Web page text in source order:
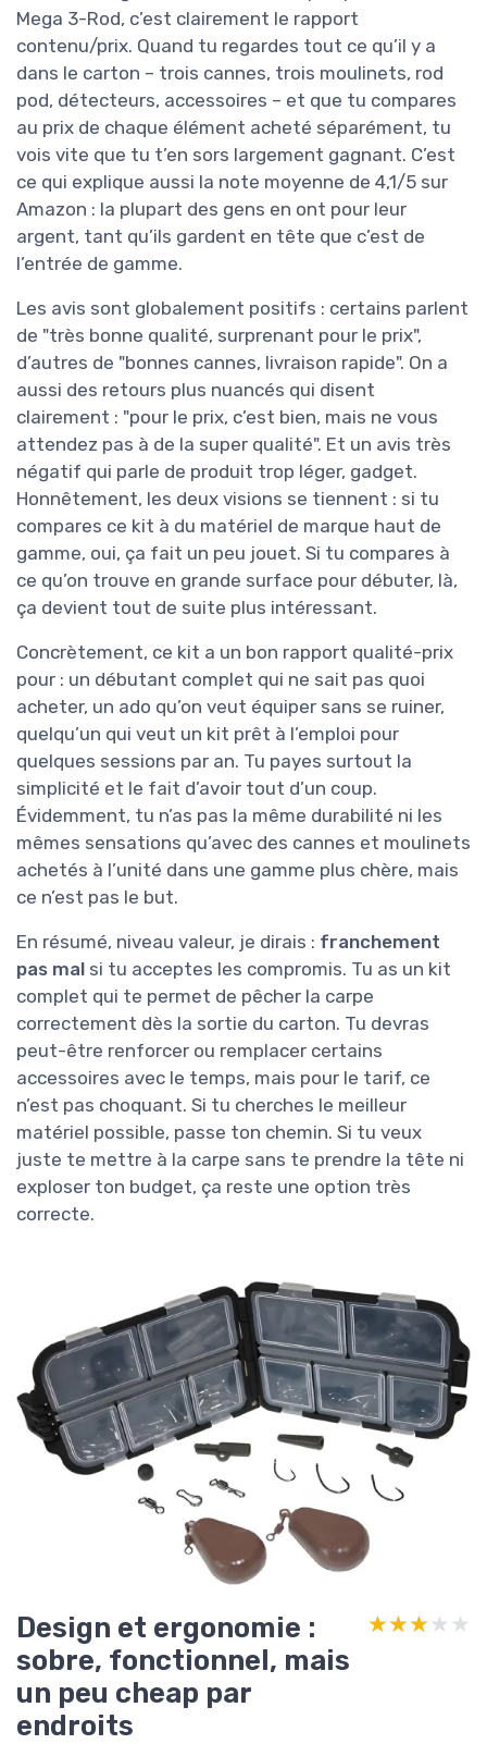
Mega 3-Rod, c’est clairement le rapport
contenu/prix. Quand tu regardes tout ce qu’il y a
dans le carton – trois cannes, trois moulinets, rod
pod, détecteurs, accessoires – et que tu compares
au prix de chaque élément acheté séparément, tu
vois vite que tu t’en sors largement gagnant. C’est
ce qui explique aussi la note moyenne de 4,1/5 sur
Amazon : la plupart des gens en ont pour leur
argent, tant qu’ils gardent en tête que c’est de
l’entrée de gamme.
Les avis sont globalement positifs : certains parlent
de "très bonne qualité, surprenant pour le prix",
d’autres de "bonnes cannes, livraison rapide". On a
aussi des retours plus nuancés qui disent
clairement : "pour le prix, c’est bien, mais ne vous
attendez pas à de la super qualité". Et un avis très
négatif qui parle de produit trop léger, gadget.
Honnêtement, les deux visions se tiennent : si tu
compares ce kit à du matériel de marque haut de
gamme, oui, ça fait un peu jouet. Si tu compares à
ce qu’on trouve en grande surface pour débuter, là,
ça devient tout de suite plus intéressant.
Concrètement, ce kit a un bon rapport qualité-prix
pour : un débutant complet qui ne sait pas quoi
acheter, un ado qu’on veut équiper sans se ruiner,
quelqu’un qui veut un kit prêt à l’emploi pour
quelques sessions par an. Tu payes surtout la
simplicité et le fait d’avoir tout d’un coup.
Évidemment, tu n’as pas la même durabilité ni les
mêmes sensations qu’avec des cannes et moulinets
achetés à l’unité dans une gamme plus chère, mais
ce n’est pas le but.
En résumé, niveau valeur, je dirais : franchement
pas mal si tu acceptes les compromis. Tu as un kit
complet qui te permet de pêcher la carpe
correctement dès la sortie du carton. Tu devras
peut-être renforcer ou remplacer certains
accessoires avec le temps, mais pour le tarif, ce
n’est pas choquant. Si tu cherches le meilleur
matériel possible, passe ton chemin. Si tu veux
juste te mettre à la carpe sans te prendre la tête ni
exploser ton budget, ça reste une option très
correcte.
Design et ergonomie :
sobre, fonctionnel, mais
un peu cheap par
endroits
★★★★★
★★★★★